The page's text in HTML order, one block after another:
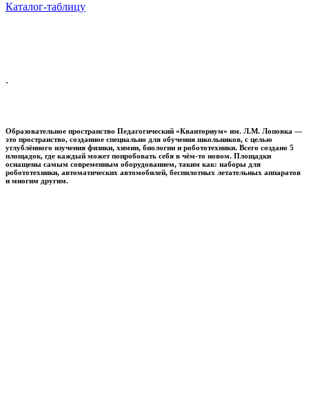
Каталог-таблицу
.
Образовательное пространство Педагогический «Кванториум» им. Л.М. Лоповка —
это пространство, созданное специально для обучения школьников, с целью
углублённого изучения физики, химии, биологии и робототехники. Всего создано 5
площадок, где каждый может попробовать себя в чём-то новом. Площадки
оснащены самым современным оборудованием, таким как: наборы для
робототехники, автоматических автомобилей, беспилотных летательных аппаратов
и многим другим.